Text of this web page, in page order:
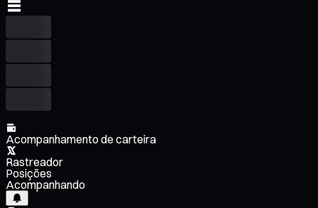
Acompanhamento de carteira
Rastreador
Posições
Acompanhando